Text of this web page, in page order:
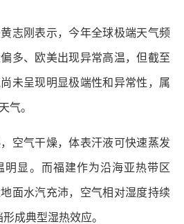
刚表示，今年全球极端天气频
多、欧美出现异常高温，但截至
未呈现明显极端性和异常性，属
气。
气干燥，体表汗液可快速蒸发
明显。而福建作为沿海亚热带区
面水汽充沛，空气相对湿度持续
成典型湿热效应。